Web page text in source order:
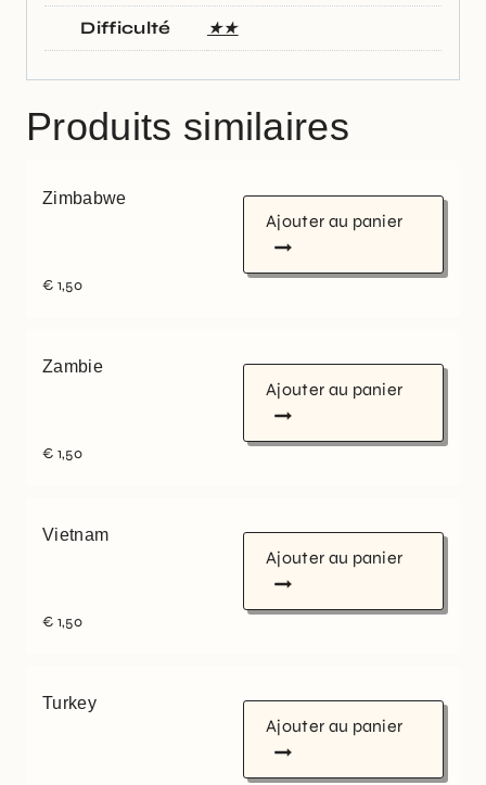
Difficulté ★★
Produits similaires
Zimbabwe
€ 1,50
Ajouter au panier
Zambie
€ 1,50
Ajouter au panier
Vietnam
€ 1,50
Ajouter au panier
Turkey
Ajouter au panier